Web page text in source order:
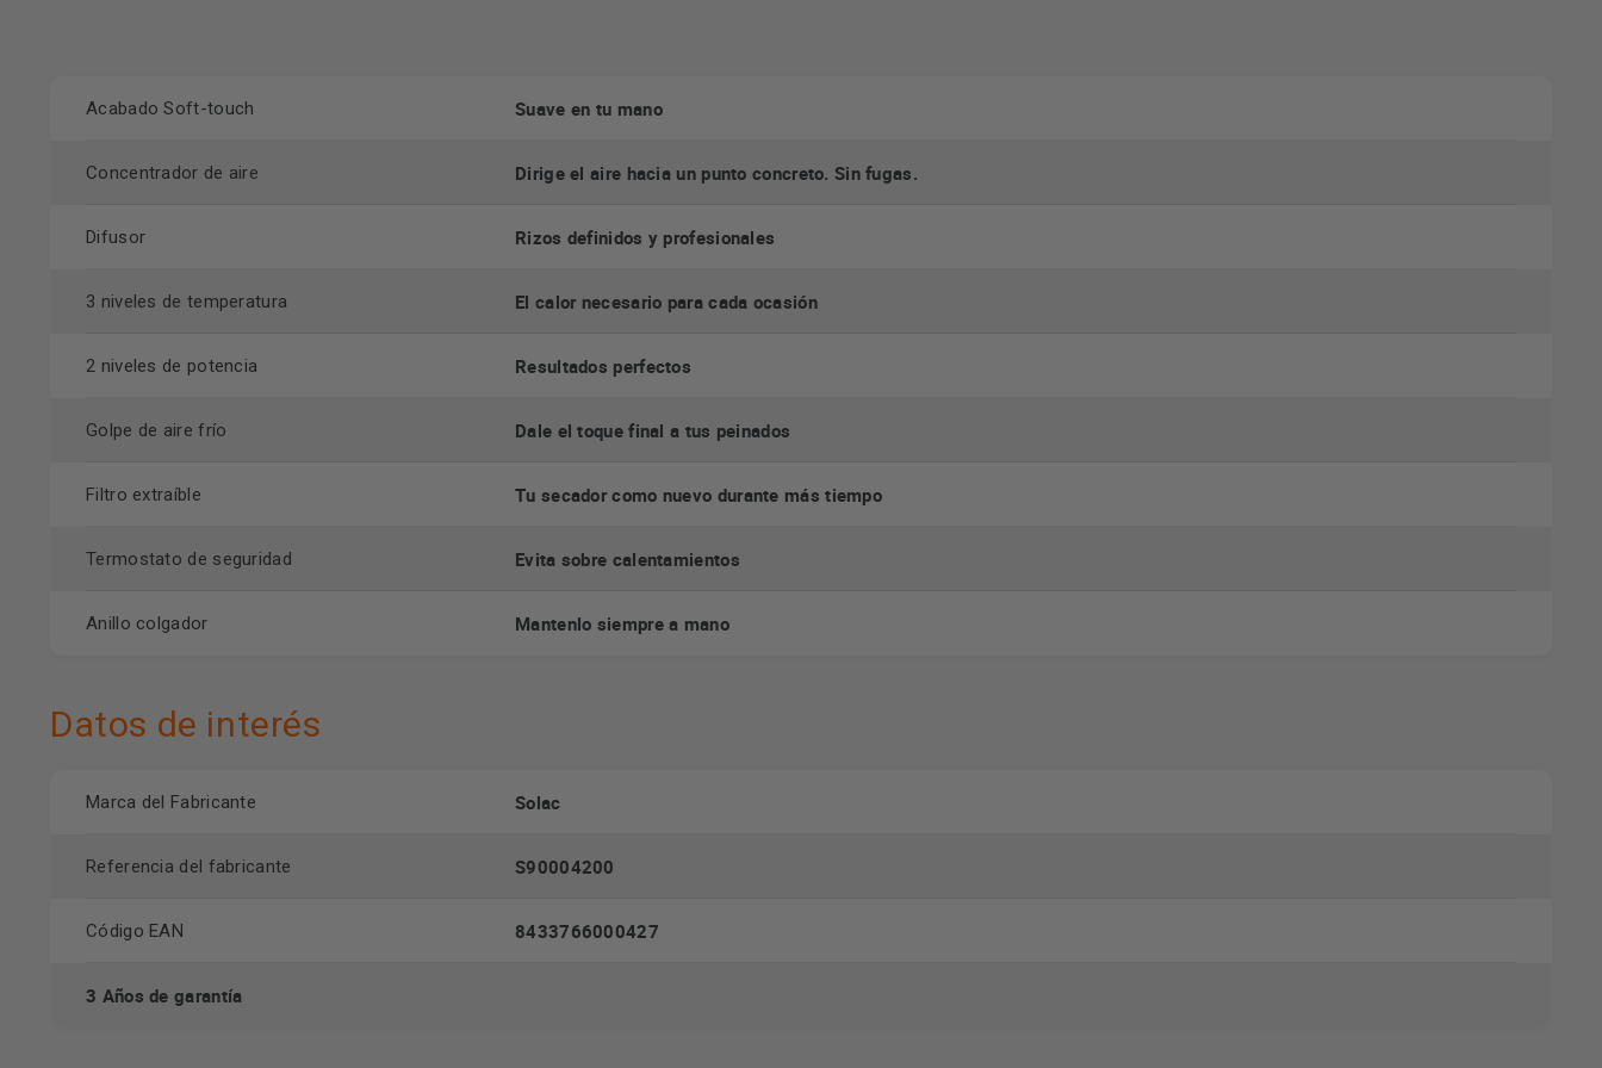
Acabado Soft-touch Suave en tu mano
Concentrador de aire Dirige el aire hacia un punto concreto. Sin fugas.
Difusor Rizos definidos y profesionales
3 niveles de temperatura El calor necesario para cada ocasión
2 niveles de potencia Resultados perfectos
Golpe de aire frío Dale el toque final a tus peinados
Filtro extraíble Tu secador como nuevo durante más tiempo
Termostato de seguridad Evita sobre calentamientos
Anillo colgador Mantenlo siempre a mano
Datos de interés
Marca del Fabricante Solac
Referencia del fabricante S90004200
Código EAN 8433766000427
3 Años de garantía